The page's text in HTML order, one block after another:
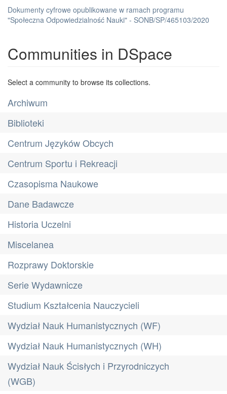
Dokumenty cyfrowe opublikowane w ramach programu
"Społeczna Odpowiedzialność Nauki" - SONB/SP/465103/2020
Communities in DSpace
Select a community to browse its collections.
Archiwum
Biblioteki
Centrum Języków Obcych
Centrum Sportu i Rekreacji
Czasopisma Naukowe
Dane Badawcze
Historia Uczelni
Miscelanea
Rozprawy Doktorskie
Serie Wydawnicze
Studium Kształcenia Nauczycieli
Wydział Nauk Humanistycznych (WF)
Wydział Nauk Humanistycznych (WH)
Wydział Nauk Ścisłych i Przyrodniczych
(WGB)